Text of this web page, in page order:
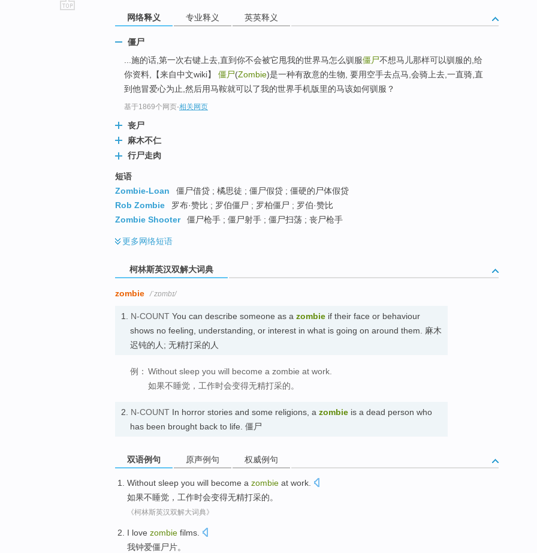
网络释义 专业释义 英英释义
僵尸
...施的话,第一次右键上去,直到你不会被它甩我的世界马怎么驯服僵尸不想马儿那样可以驯服的,给
你资料,【来自中文wiki】 僵尸(Zombie)是一种有敌意的生物, 要用空手去点马,会骑上去,一直骑,直
到他冒爱心为止,然后用马鞍就可以了我的世界手机版里的马该如何驯服？
基于1869个网页-相关网页
丧尸
麻木不仁
行尸走肉
短语
Zombie-Loan
僵尸借贷 ; 橘思徒 ; 僵尸假贷 ; 僵硬的尸体假贷
Rob Zombie
罗布·赞比 ; 罗伯僵尸 ; 罗柏僵尸 ; 罗伯·赞比
Zombie Shooter
僵尸枪手 ; 僵尸射手 ; 僵尸扫荡 ; 丧尸枪手
更多网络短语
柯林斯英汉双解大词典
zombie /ˈzɒmbɪ/
1. N-COUNT You can describe someone as a zombie if their face or behaviour
shows no feeling, understanding, or interest in what is going on around them. 麻木
迟钝的人; 无精打采的人
例： Without sleep you will become a zombie at work.
如果不睡觉，工作时会变得无精打采的。
2. N-COUNT In horror stories and some religions, a zombie is a dead person who
has been brought back to life. 僵尸
双语例句 原声例句 权威例句
Without sleep you will become a zombie at work.
如果不睡觉 ， 工作时会变得无精打采的。
《柯林斯英汉双解大词典》
I love zombie films
我钟爱僵尸片。